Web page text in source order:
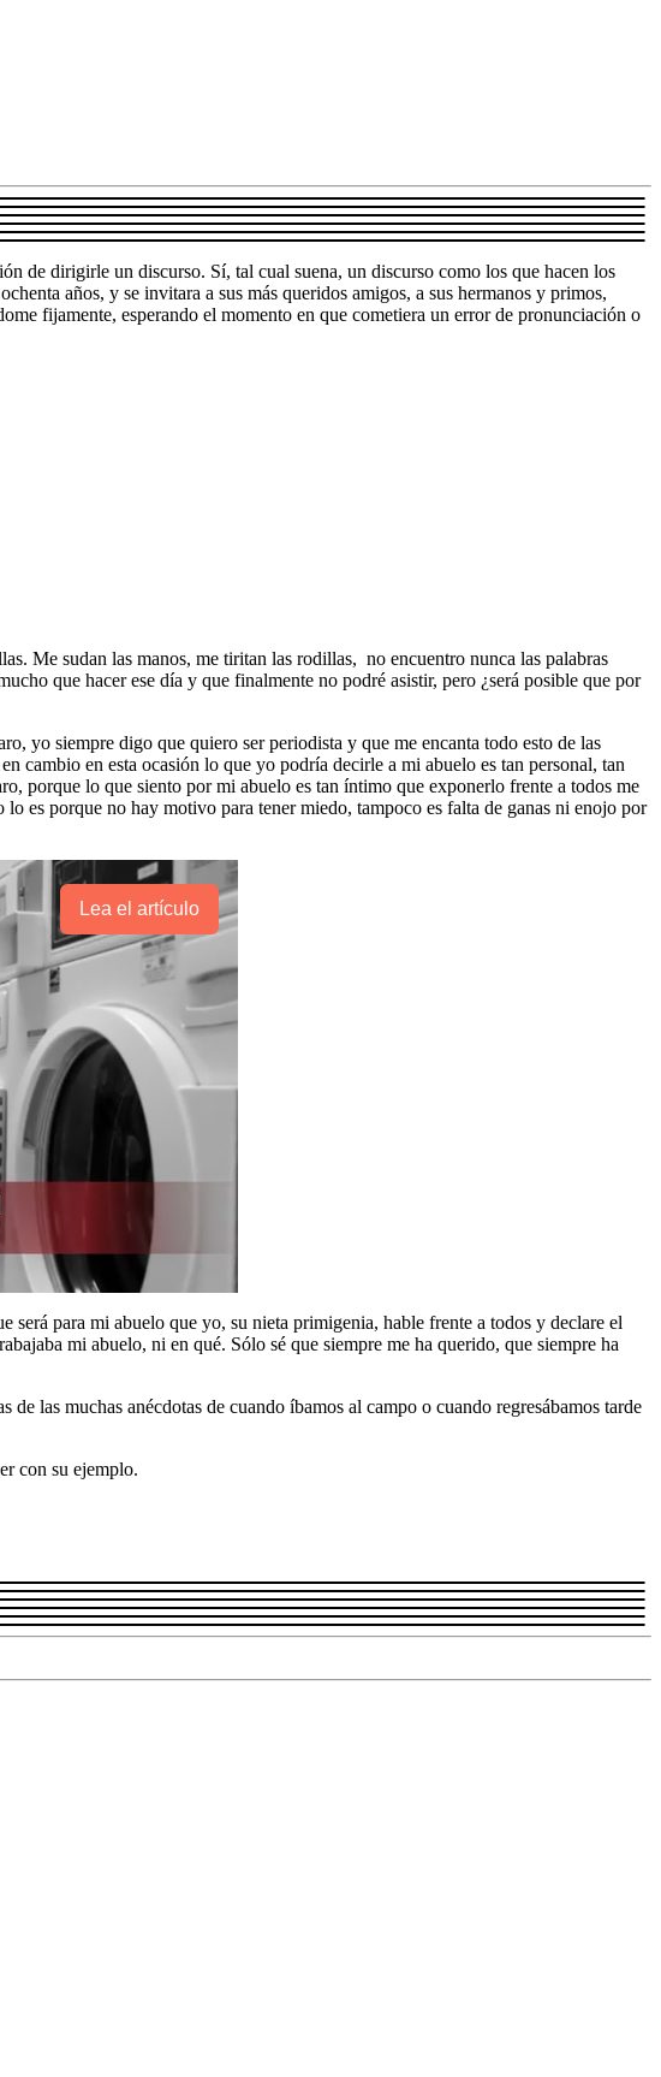
de dirigirle un discurso. Sí, tal cual suena, un discurso como los que hacen los
años, y se invitara a sus más queridos amigos, a sus hermanos y primos,
fijamente, esperando el momento en que cometiera un error de pronunciación o
Me sudan las manos, me tiritan las rodillas, no encuentro nunca las palabras
que hacer ese día y que finalmente no podré asistir, pero ¿será posible que por
yo siempre digo que quiero ser periodista y que me encanta todo esto de las
cambio en esta ocasión lo que yo podría decirle a mi abuelo es tan personal, tan
porque lo que siento por mi abuelo es tan íntimo que exponerlo frente a todos me
es porque no hay motivo para tener miedo, tampoco es falta de ganas ni enojo por
Lea el artículo
para mi abuelo que yo, su nieta primigenia, hable frente a todos y declare el
mi abuelo, ni en qué. Sólo sé que siempre me ha querido, que siempre ha
las muchas anécdotas de cuando íbamos al campo o cuando regresábamos tarde
con su ejemplo.